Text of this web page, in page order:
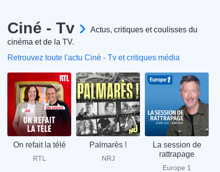
Ciné - Tv
Actus, critiques et coulisses du
cinéma et de la TV.
Retrouvez toute l'actu Ciné - Tv et critiques média
On refait la télé
RTL
Palmarès !
NRJ
La session de
rattrapage
Europe 1